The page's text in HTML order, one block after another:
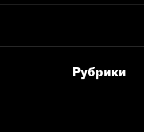
Рубрики